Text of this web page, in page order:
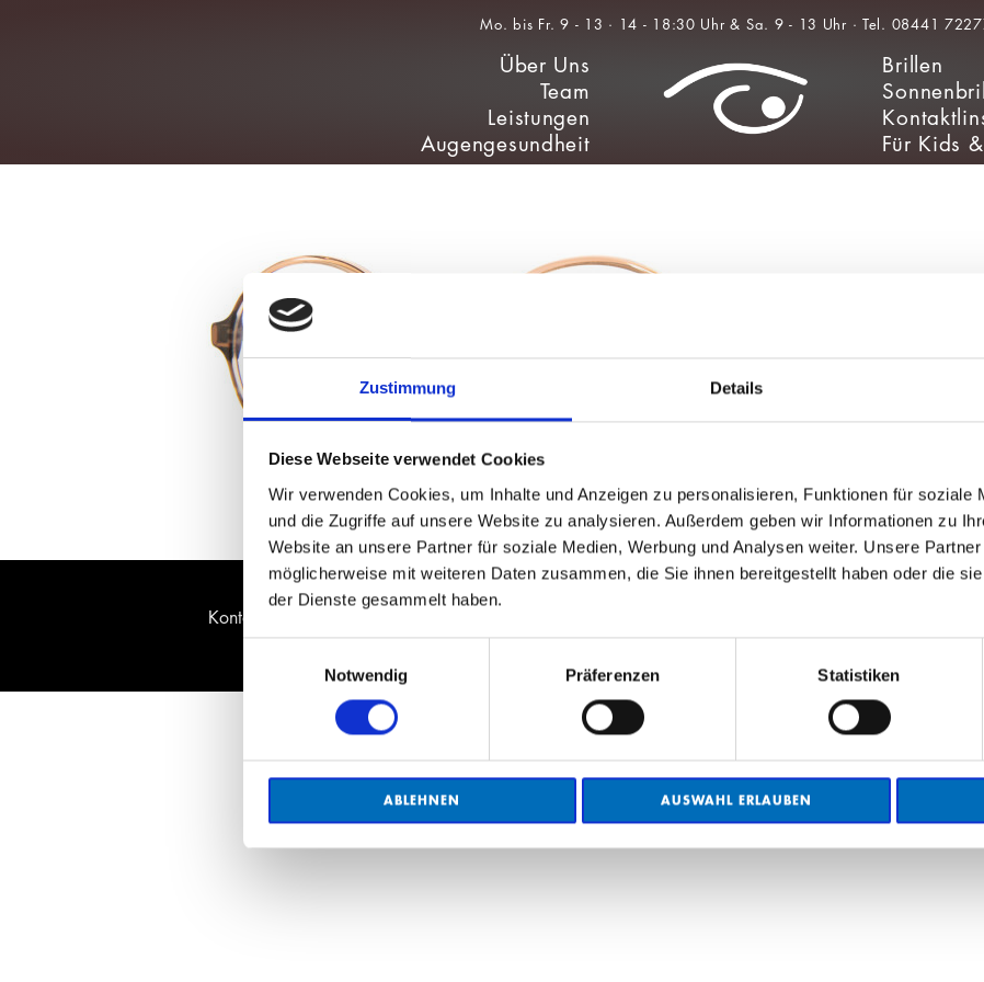
Zustimmung Details
Diese Webseite verwendet Cookies
Wir verwenden Cookies, um Inhalte und Anzeigen zu personalisieren, Funktionen für soziale
und die Zugriffe auf unsere Website zu analysieren. Außerdem geben wir Informationen zu
Website an unsere Partner für soziale Medien, Werbung und Analysen weiter. Unsere
möglicherweise mit weiteren Daten zusammen, die Sie ihnen bereitgestellt haben oder die
der Dienste gesammelt haben.
Notwendig
Präferenzen Statistiken
ABLEHNEN AUSWAHL ERLAUBEN
Über Uns
Team
Leistungen
Augengesundheit
Brillen
Für Kids
Kontakt